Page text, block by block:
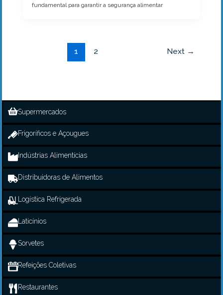
fundamental para garantir a segurança alimentar
1 2 Next →
Supermercados
Frigoríficos e Açougues
Indústrias Alimentícias
Distribuidoras de Alimentos
Logística Refrigerada
Laticínios
Sorvetes
Refeições Coletivas
Restaurantes